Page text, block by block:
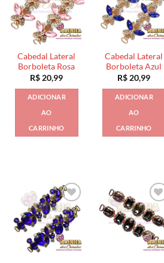
Cabedal Lateral
Borboleta Rosa
R$ 20,99
ADICIONAR
AO
CARRINHO
Cabedal Lateral
Borboleta Azul
R$ 20,99
ADICIONAR
AO
CARRINHO